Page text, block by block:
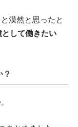
漠然と思ったと
として働きたい